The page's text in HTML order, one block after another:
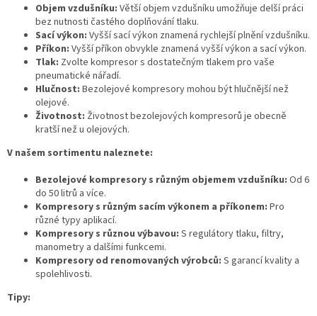
Objem vzdušníku: Větší objem vzdušníku umožňuje delší práci
bez nutnosti častého doplňování tlaku.
Sací výkon: Vyšší sací výkon znamená rychlejší plnění vzdušníku.
Příkon: Vyšší příkon obvykle znamená vyšší výkon a sací výkon.
Tlak: Zvolte kompresor s dostatečným tlakem pro vaše
pneumatické nářadí.
Hlučnost: Bezolejové kompresory mohou být hlučnější než
olejové.
Životnost: Životnost bezolejových kompresorů je obecně
kratší než u olejových.
V našem sortimentu naleznete:
Bezolejové kompresory s různým objemem vzdušníku: Od 6
do 50 litrů a více.
Kompresory s různým sacím výkonem a příkonem: Pro
různé typy aplikací.
Kompresory s různou výbavou: S regulátory tlaku, filtry,
manometry a dalšími funkcemi.
Kompresory od renomovaných výrobců: S garancí kvality a
spolehlivosti.
Tipy: